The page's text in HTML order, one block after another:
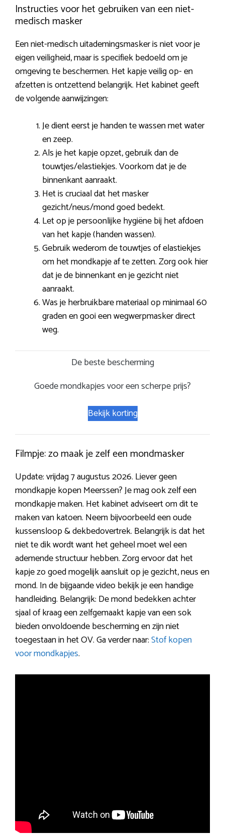
Instructies voor het gebruiken van een niet-
medisch masker
Een niet-medisch uitademingsmasker is niet voor je
eigen veiligheid, maar is specifiek bedoeld om je
omgeving te beschermen. Het kapje veilig op- en
afzetten is ontzettend belangrijk. Het kabinet geeft
de volgende aanwijzingen:
Je dient eerst je handen te wassen met water
en zeep.
Als je het kapje opzet, gebruik dan de
touwtjes/elastiekjes. Voorkom dat je de
binnenkant aanraakt.
Het is cruciaal dat het masker
gezicht/neus/mond goed bedekt.
Let op je persoonlijke hygiëne bij het afdoen
van het kapje (handen wassen).
Gebruik wederom de touwtjes of elastiekjes
om het mondkapje af te zetten. Zorg ook hier
dat je de binnenkant en je gezicht niet
aanraakt.
Was je herbruikbare materiaal op minimaal 60
graden en gooi een wegwerpmasker direct
weg.
De beste bescherming
Goede mondkapjes voor een scherpe prijs?
Bekijk korting
Filmpje: zo maak je zelf een mondmasker
Update: vrijdag 7 augustus 2026. Liever geen
mondkapje kopen Meerssen? Je mag ook zelf een
mondkapje maken. Het kabinet adviseert om dit te
maken van katoen. Neem bijvoorbeeld een oude
kussensloop & dekbedovertrek. Belangrijk is dat het
niet te dik wordt want het geheel moet wel een
ademende structuur hebben. Zorg ervoor dat het
kapje zo goed mogelijk aansluit op je gezicht, neus en
mond. In de bijgaande video bekijk je een handige
handleiding. Belangrijk: De mond bedekken achter
sjaal of kraag een zelfgemaakt kapje van een sok
bieden onvoldoende bescherming en zijn niet
toegestaan in het OV. Ga verder naar:Stof kopen
voor mondkapjes.